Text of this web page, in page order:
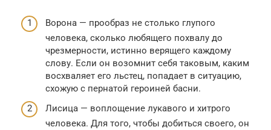
Ворона — прообраз не столько глупого
человека, сколько любящего похвалу до
чрезмерности, истинно верящего каждому
слову. Если он возомнит себя таковым, каким
восхваляет его льстец, попадает в ситуацию,
схожую с пернатой героиней басни.
Лисица — воплощение лукавого и хитрого
человека. Для того, чтобы добиться своего, он